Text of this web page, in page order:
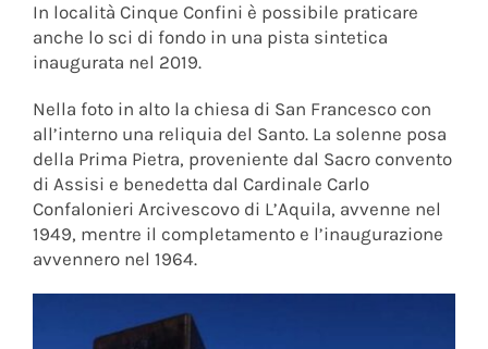
In località Cinque Confini è possibile praticare
anche lo sci di fondo in una pista sintetica
inaugurata nel 2019.
Nella foto in alto la chiesa di San Francesco con
all’interno una reliquia del Santo. La solenne posa
della Prima Pietra, proveniente dal Sacro convento
di Assisi e benedetta dal Cardinale Carlo
Confalonieri Arcivescovo di L’Aquila, avvenne nel
1949, mentre il completamento e l’inaugurazione
avvennero nel 1964.